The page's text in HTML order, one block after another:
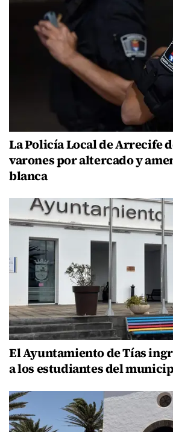
La Policía Local de Arrecife
varones por altercado y
blanca
El Ayuntamiento de Tías
a los estudiantes del